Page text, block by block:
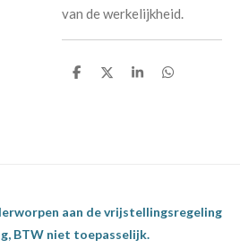
van de werkelijkheid.
D
D
S
D
aan de vrijstellingsregeling
BTW niet toepasselijk.